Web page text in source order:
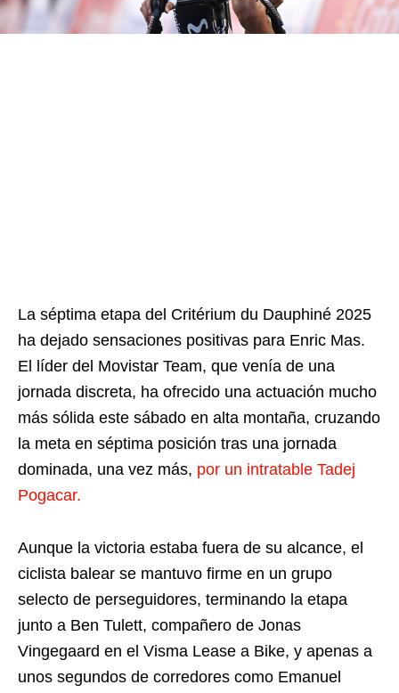
La séptima etapa del Critérium du Dauphiné 2025
ha dejado sensaciones positivas para Enric Mas.
El líder del Movistar Team, que venía de una
jornada discreta, ha ofrecido una actuación mucho
más sólida este sábado en alta montaña, cruzando
la meta en séptima posición tras una jornada
dominada, una vez más, por un intratable Tadej
Pogacar.
Aunque la victoria estaba fuera de su alcance, el
ciclista balear se mantuvo firme en un grupo
selecto de perseguidores, terminando la etapa
junto a Ben Tulett, compañero de Jonas
Vingegaard en el Visma Lease a Bike, y apenas a
unos segundos de corredores como Emanuel